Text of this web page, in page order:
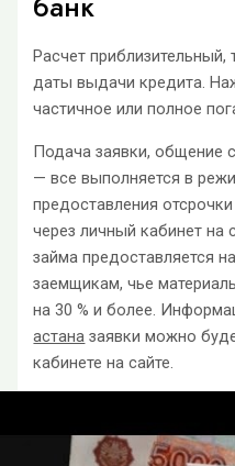
Расчет приблизительный,
даты выдачи кредита.
частичное или полное
Подача заявки, общение
— все выполняется в
предоставления
через личный кабинет на
займа предоставляется
заемщикам, чье
на 30 % и более.
астана заявки можно
кабинете на сайте.